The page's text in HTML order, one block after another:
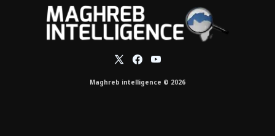
Maghreb intelligence © 2026